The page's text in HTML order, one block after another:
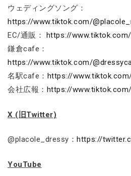
ウェディングソング：
https://www.tiktok.com/
EC/通販： https://
鎌倉cafe：
https://www.tiktok.com/
名駅cafe： https://
会社広報： https://
X (旧Twitter)
@placole_dressy：https://
YouTube